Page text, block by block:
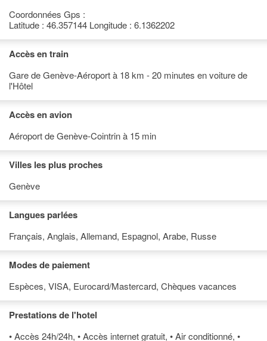
Coordonnées Gps :
Latitude : 46.357144 Longitude : 6.1362202
Accès en train
Gare de Genève-Aéroport à 18 km - 20 minutes en voiture de
l'Hôtel
Accès en avion
Aéroport de Genève-Cointrin à 15 min
Villes les plus proches
Genève
Langues parlées
Français, Anglais, Allemand, Espagnol, Arabe, Russe
Modes de paiement
Espèces, VISA, Eurocard/Mastercard, Chèques vacances
Prestations de l'hotel
• Accès 24h/24h, • Accès internet gratuit, • Air conditionné, •